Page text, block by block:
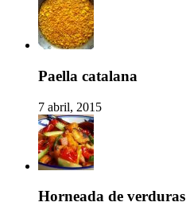
Paella catalana
7 abril, 2015
Horneada de verduras